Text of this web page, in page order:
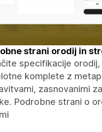
strani orodij in
specifikacije
komplete z
zasnovanimi
Podrobne strani o